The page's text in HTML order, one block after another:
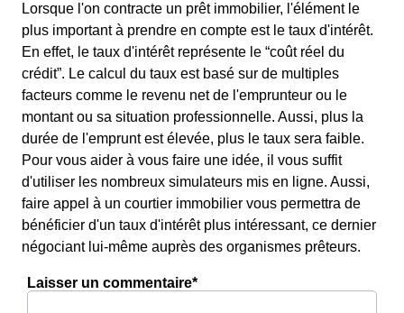
Lorsque l'on contracte un prêt immobilier, l'élément le
plus important à prendre en compte est le taux d'intérêt.
En effet, le taux d'intérêt représente le “coût réel du
crédit”. Le calcul du taux est basé sur de multiples
facteurs comme le revenu net de l'emprunteur ou le
montant ou sa situation professionnelle. Aussi, plus la
durée de l'emprunt est élevée, plus le taux sera faible.
Pour vous aider à vous faire une idée, il vous suffit
d'utiliser les nombreux simulateurs mis en ligne. Aussi,
faire appel à un courtier immobilier vous permettra de
bénéficier d'un taux d'intérêt plus intéressant, ce dernier
négociant lui-même auprès des organismes prêteurs.
Laisser un commentaire*